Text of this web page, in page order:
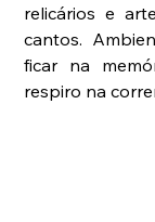
relicários e
cantos.
ficar na
respiro na